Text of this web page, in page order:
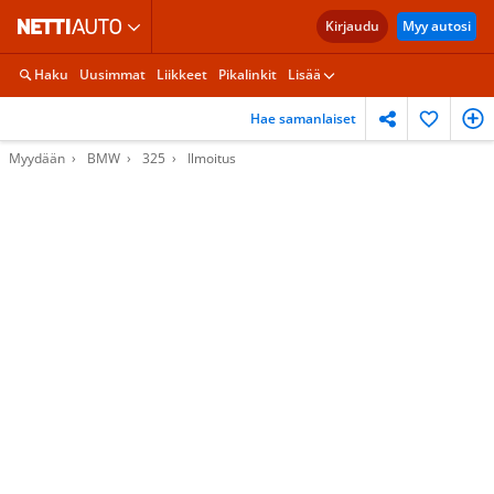
Kirjaudu Myy autosi
Haku Uusimmat Liikkeet Pikalinkit Lisää
Hae samanlaiset
Myydään BMW 325 Ilmoitus